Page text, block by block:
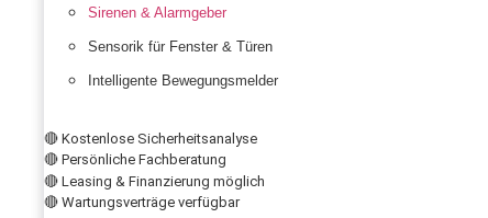
Sirenen & Alarmgeber
Sensorik für Fenster & Türen
Intelligente Bewegungsmelder
🔴 Kostenlose Sicherheitsanalyse
🔴 Persönliche Fachberatung
🔴 Leasing & Finanzierung möglich
🔴 Wartungsverträge verfügbar